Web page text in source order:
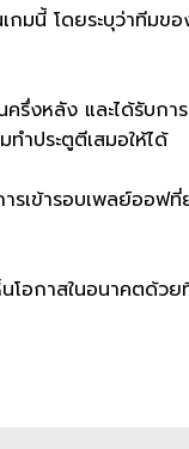
โดยระบุว่าทีมของ
หลัง และได้รับกา
ำประตูตีเสมอให้ได้
เข้ารอบเพลย์ออ
กาสในอนาคตด้วย